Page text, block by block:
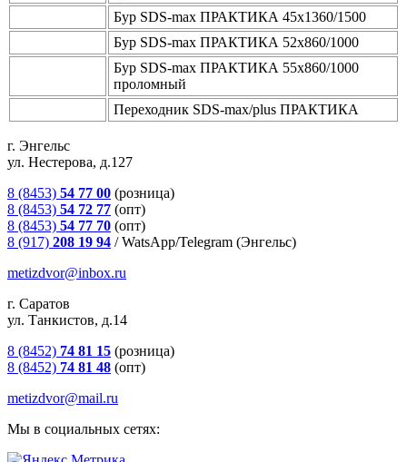
Бур SDS-max ПРАКТИКА 45х1360/1500
Бур SDS-max ПРАКТИКА 52х860/1000
Бур SDS-max ПРАКТИКА 55х860/1000
проломный
Переходник SDS-max/рlus ПРАКТИКА
г. Энгельс
ул. Нестерова, д.127
8 (8453) 54 77 00 (розница)
8 (8453) 54 72 77 (опт)
8 (8453) 54 77 70 (опт)
8 (917) 208 19 94 /WatsApp/Telegram (Энгельс)
metizdvor@inbox.ru
г. Саратов
ул. Танкистов, д.14
8 (8452) 74 81 15 (розница)
8 (8452) 74 81 48 (опт)
metizdvor@mail.ru
Мы в социальных сетях: